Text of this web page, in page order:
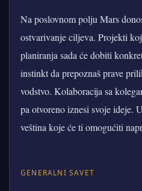
Na poslovnom polju Mars
ostvarivanje ciljeva. Projekti
planiranja sada će dobiti
instinkt da prepoznaš prave
vodstvo. Kolaboracija sa
pa otvoreno iznesi svoje ideje.
veština koje će ti omogućiti
GENERALNI SAVET